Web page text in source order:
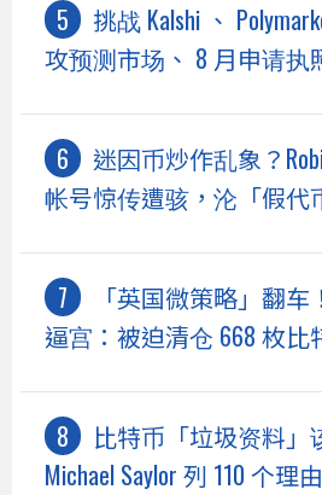
挑战 Kalshi 、
攻预测市场、 8 月申请执
迷因币炒作乱象？
帐号惊传遭骇，沦「假代
「英国微策略」翻车
逼宫：被迫清仓 668 枚比
比特币「垃圾资料」
Michael Saylor 列 110 个理